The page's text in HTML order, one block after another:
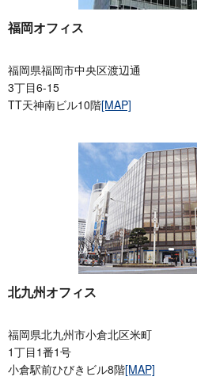
福岡オフィス
福岡県福岡市中央区渡辺通
3丁目6-15
TT天神南ビル10階[MAP]
北九州オフィス
福岡県北九州市小倉北区米町
1丁目1番1号
小倉駅前ひびきビル8階[MAP]